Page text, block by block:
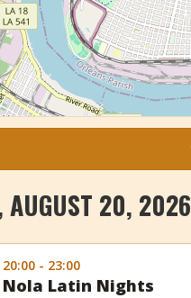
AUGUST 20, 2026
20:00 - 23:00
Nola Latin Nights